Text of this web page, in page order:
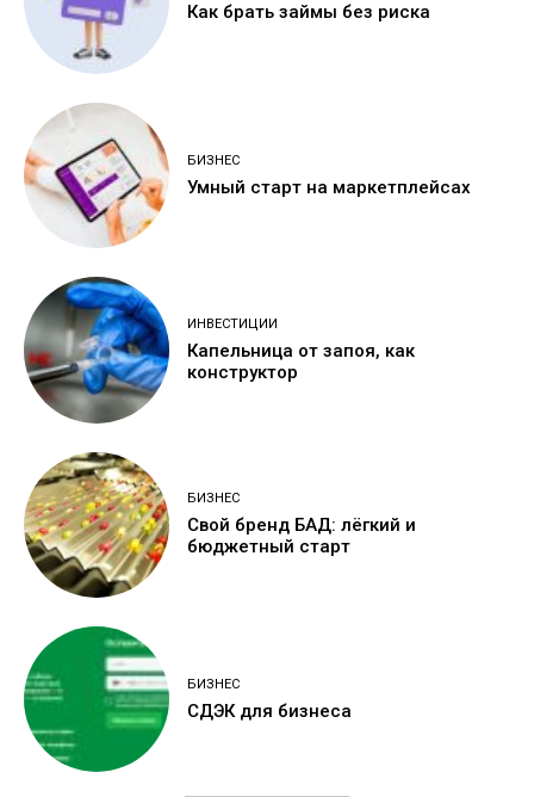
Как брать займы без риска
БИЗНЕС
Умный старт на маркетплейсах
ИНВЕСТИЦИИ
Капельница от запоя, как
конструктор
БИЗНЕС
Свой бренд БАД: лёгкий и
бюджетный старт
БИЗНЕС
СДЭК для бизнеса